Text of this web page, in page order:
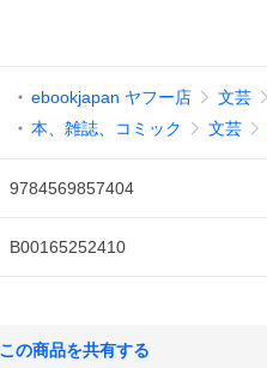
ebookjapan ヤフー店 文芸
本、雑誌、コミック
文芸
9784569857404
B00165252410
この商品を共有する